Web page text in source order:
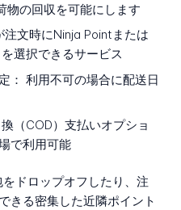
物の回収を可能にします
注文時にNinja Pointまたは
選択できるサービス
： 利用不可の場合に配送日
（COD）支払いオプショ
で利用可能
ドロップオフしたり、注
きる密集した近隣ポイント